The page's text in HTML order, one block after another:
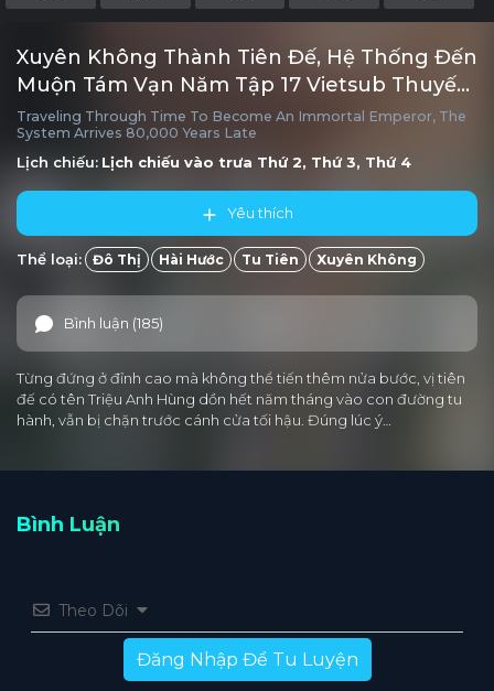
Xuyên Không Thành Tiên Đế, Hệ Thống Đến
Muộn Tám Vạn Năm Tập 17 Vietsub Thuyết
minh
Traveling Through Time To Become An Immortal Emperor, The
System Arrives 80,000 Years Late
Lịch chiếu: Lịch chiếu vào trưa Thứ 2, Thứ 3, Thứ 4
Yêu thích
Thể loại: Đô Thị Hài Hước Tu Tiên Xuyên Không
Bình luận (185)
Từng đứng ở đỉnh cao mà không thể tiến thêm nửa bước, vị tiên
đế có tên Triệu Anh Hùng dồn hết năm tháng vào con đường tu
hành, vẫn bị chặn trước cánh cửa tối hậu. Đúng lúc ý…
Bình Luận
Theo Dõi
Đăng Nhập Để Tu Luyện